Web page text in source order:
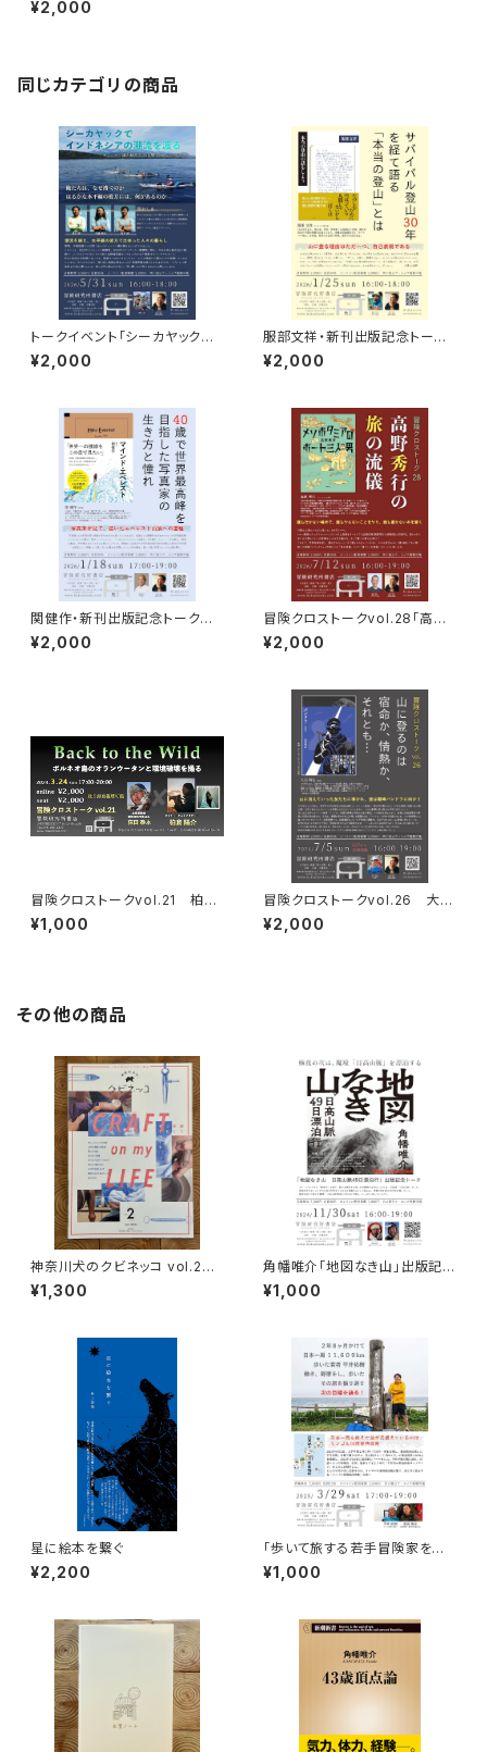
療NGOの挑戦と冒険」録画視聴
¥2,000
同じカテゴリの商品
トークイベント「シーカヤックで
インドネシアの潮流を渡る」録画
視聴権
¥2,000
服部文祥・新刊出版記念トーク
イベント録画視聴権
¥2,000
関健作・新刊出版記念トークイ
ベント録画視聴権
¥2,000
冒険クロストークvol.28「高野
秀行の旅の流儀」録画視聴権
¥2,000
冒険クロストークvol.21 柏倉
陽介「Back to the Wild」録画
視聴権
¥1,000
冒険クロストークvol.26 大石
明弘「山に登るのは 宿命か、情
熱か、それとも…」録画視聴権
¥2,000
その他の商品
神奈川犬のクビネッコ vol.2
特集：CRAFT on my LIFE
¥1,300
角幡唯介「地図なき山」出版記念
トークイベント録画視聴権
¥1,000
星に絵本を繋ぐ
¥2,200
「歩いて旅する若手冒険家を青
田買い！平井佑樹 × 荻田泰永」
録画視聴権
¥1,000